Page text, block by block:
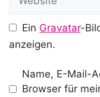
Ein Gravatar-
anzeigen.
Name, E-Mail-
Browser für